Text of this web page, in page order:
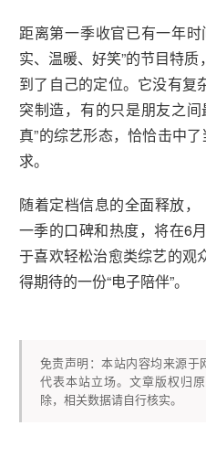
距离第一季收官已有一年
实、温暖、好笑”的节目特
到了自己的定位。它没有复
突制造，有的只是朋友之
真”的综艺形态，恰恰击中
求。
随着定档信息的全面释放
一季的口碑和热度，将在6
于喜欢轻松治愈类综艺的观
得期待的一份“电子陪伴”。
免责声明：本站内容均来源于
代表本站立场。文章版权归
除，相关数据请自行核实。